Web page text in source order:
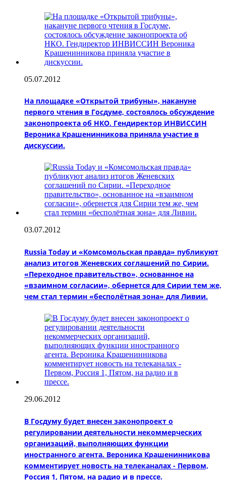
05.07.2012
На площадке «Открытой трибуны», накануне
первого чтения в Госдуме, состоялось обсуждение
законопроекта об НКО. Гендиректор ИНВИССИН
Вероника Крашенинникова приняла участие в
дискуссии.
03.07.2012
Russia Today и «Комсомольская правда» публикуют
анализ итогов Женевских соглашений по Сирии.
«Переходное правительство», основанное на
«взаимном согласии», обернется для Сирии тем же,
чем стал термин «бесполётная зона» для Ливии.
29.06.2012
В Госдуму будет внесен законопроект о
регулировании деятельности некоммерческих
организаций, выполняющих функции
иностранного агента. Вероника Крашенинникова
комментирует новость на телеканалах - Первом,
Россия 1, Пятом, на радио и в прессе.